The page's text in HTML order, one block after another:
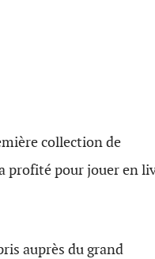
collection de
profité pour jouer en
auprès du grand